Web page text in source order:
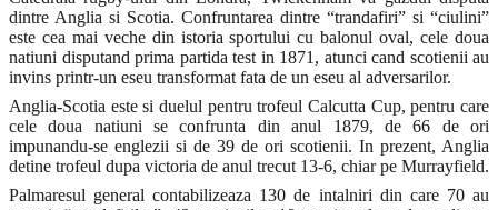
dintre Anglia si Scotia. Confruntarea dintre “trandafiri” si “ciulini”
este cea mai veche din istoria sportului cu balonul oval, cele doua
natiuni disputand prima partida test in 1871, atunci cand scotienii au
invins printr-un eseu transformat fata de un eseu al adversarilor.
Anglia-Scotia este si duelul pentru trofeul Calcutta Cup, pentru care
cele doua natiuni se confrunta din anul 1879, de 66 de ori
impunandu-se englezii si de 39 de ori scotienii. In prezent, Anglia
detine trofeul dupa victoria de anul trecut 13-6, chiar pe Murrayfield.
Palmaresul general contabilizeaza 130 de intalniri din care 70 au